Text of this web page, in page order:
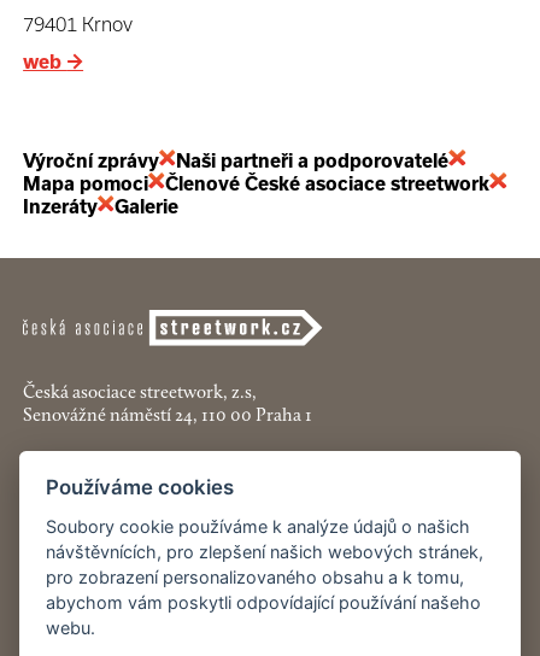
79401 Krnov
web →
Výroční zprávy
Naši partneři a podporovatelé
Mapa pomoci
Členové České asociace streetwork
Inzeráty
Galerie
Česká asociace streetwork, z.s,
Senovážné náměstí 24, 110 00 Praha 1
+420 774 913 777
asociace@streetwork.cz
Nastavení cookies
Restartshop.cz
Používáme cookies
Soubory cookie používáme k analýze údajů o našich
návštěvnících, pro zlepšení našich webových stránek,
pro zobrazení personalizovaného obsahu a k tomu,
abychom vám poskytli odpovídající používání našeho
webu.